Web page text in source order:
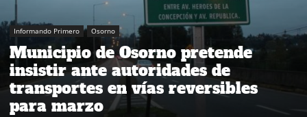
Informando Primero Osorno
Municipio de Osorno pretende
insistir ante autoridades de
transportes en vías reversibles
para marzo